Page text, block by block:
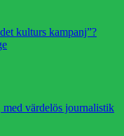
kulturs kampanj”?
värdelös journalistik